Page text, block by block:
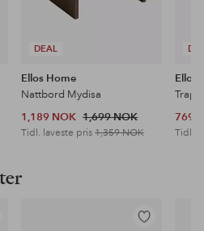
DEAL
Ellos Home
Nattbord Mydisa
1,189 NOK 1,699 NOK
Tidl. laveste pris1,359 NOK
Ellos
769
Tidl.
Legg